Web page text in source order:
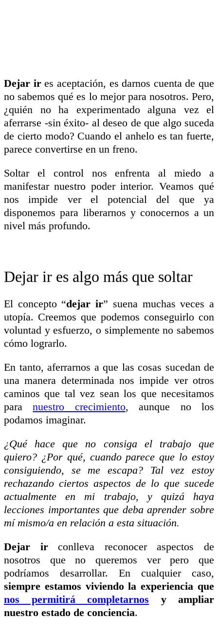
Dejar ires aceptación, es darnos cuenta de que
no sabemos qué es lo mejor para nosotros. Pero,
¿quién no ha experimentado alguna vez el
aferrarse -sin éxito- al deseo de que algo suceda
de cierto modo? Cuando el anhelo es tan fuerte,
parece convertirse en un freno.
Soltar el control nos enfrenta almiedo a
manifestar nuestro poder interior. Veamos qué
nos impide ver el potencial del que ya
disponemos para liberarnos y conocernos a un
nivel más profundo.
Dejar ir es algo más que soltar
El concepto “dejar ir” suena muchas veces a
utopía. Creemos que podemos conseguirlo con
voluntad y esfuerzo, o simplemente no sabemos
cómo lograrlo.
En tanto, aferrarnos a que las cosas sucedan de
una manera determinada nos impide ver otros
caminos que tal vez sean los que necesitamos
paranuestro crecimiento, aunque no los
podamos imaginar.
¿Qué hace que no consiga el trabajo que
quiero? ¿Por qué, cuando parece que lo estoy
consiguiendo, se me escapa? Tal vez estoy
rechazando ciertos aspectos de lo que sucede
actualmente en mi trabajo, y quizá haya
lecciones importantes que deba aprender sobre
mí mismo/a en relación a esta situación.
Dejar irconlleva reconocer aspectos de
nosotros que no queremos ver pero que
podríamos desarrollar. En cualquier caso,
siempre estamos viviendo la experiencia que
nos permitirá
completarnos y ampliar
nuestro estado de conciencia.